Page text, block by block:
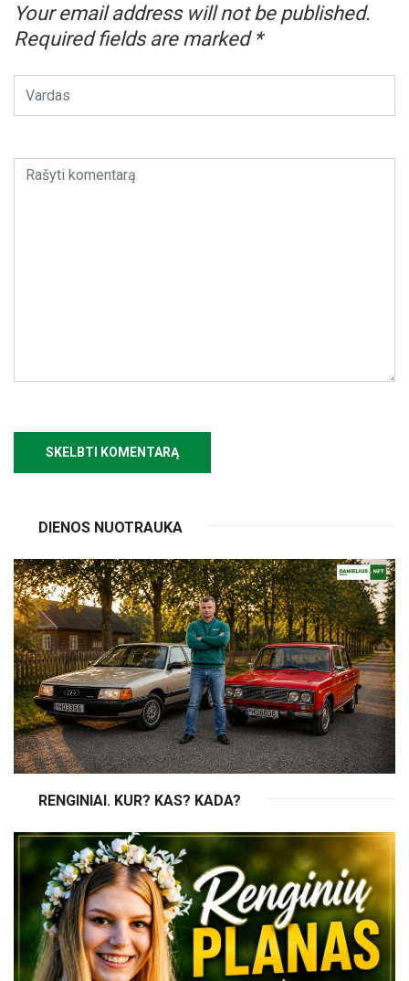
Your email address will not be published.
Required fields are marked *
DIENOS NUOTRAUKA
RENGINIAI. KUR? KAS? KADA?